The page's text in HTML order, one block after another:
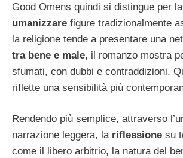
Good Omens quindi si distingue per
umanizzare figure tradizionalmente
la religione tende a presentare una
tra bene e male, il romanzo mostra
sfumati, con dubbi e contraddizioni.
riflette una sensibilità più
Rendendo più semplice, attraverso
narrazione leggera, la riflessione su
come il libero arbitrio, la natura del